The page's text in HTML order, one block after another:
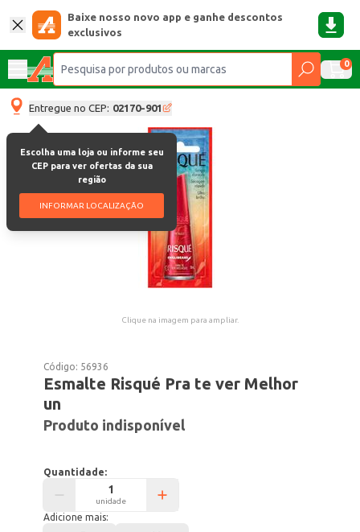
Baixe nosso novo app e ganhe descontos
exclusivos
0
Entregue no CEP: 02170-901
Escolha uma loja ou informe seu
CEP para ver ofertas da sua
região
INFORMAR LOCALIZAÇÃO
Clique na imagem para ampliar.
Código: 56936
Esmalte Risqué Pra te ver Melhor
un
Produto indisponível
Quantidade:
unidade
Adicione mais: